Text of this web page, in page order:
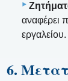
αναφέρει
εργαλείου.
6.